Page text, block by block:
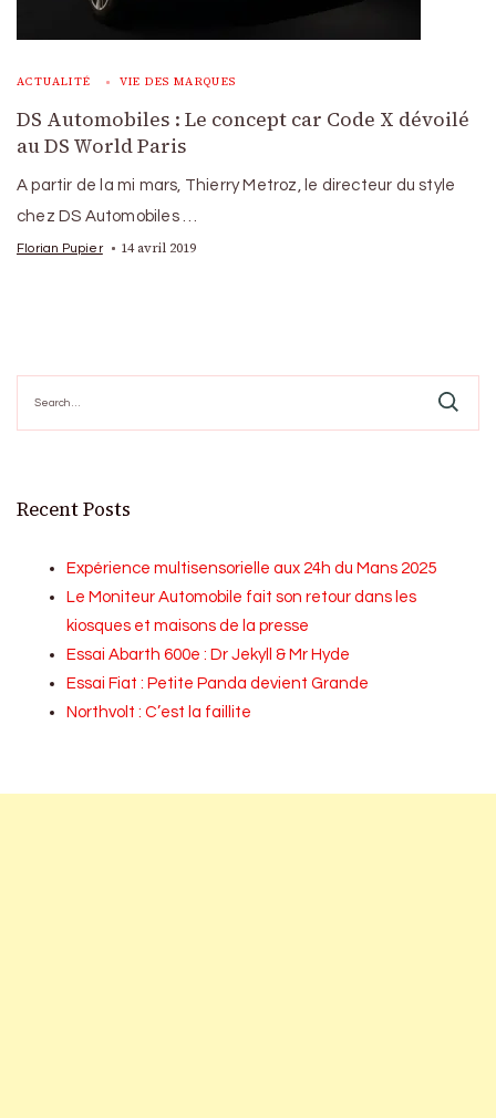
ACTUALITÉ VIE DES MARQUES
DS Automobiles : Le concept car Code X dévoilé
au DS World Paris
A partir de la mi mars, Thierry Metroz, le directeur du style
chez DS Automobiles …
Florian Pupier 14 avril 2019
for:
Recent Posts
Expérience multisensorielle aux 24h du Mans 2025
Le Moniteur Automobile fait son retour dans les
kiosques et maisons de la presse
Essai Abarth 600e : Dr Jekyll & Mr Hyde
Essai Fiat : Petite Panda devient Grande
Northvolt : C’est la faillite